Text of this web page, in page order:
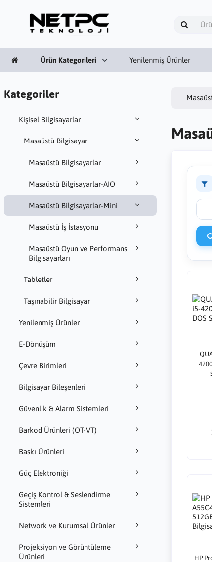
Ürün Kategorileri Yenilenmiş Ürünler
Kategoriler
Kişisel Bilgisayarlar
Masaüstü Bilgisayar
Masaüstü Bilgisayarlar
Masaüstü Bilgisayarlar-AIO
Masaüstü Bilgisayarlar-Mini
Masaüstü İş İstasyonu
Masaüstü Oyun ve Performans
Bilgisayarları
Tabletler
Taşınabilir Bilgisayar
Yenilenmiş Ürünler
E-Dönüşüm
Çevre Birimleri
Bilgisayar Bileşenleri
Güvenlik & Alarm Sistemleri
Barkod Ürünleri (OT-VT)
Baskı Ürünleri
Güç Elektroniği
Geçiş Kontrol & Seslendirme
Sistemleri
Network ve Kurumsal Ürünler
Projeksiyon ve Görüntüleme
Ürünleri
HP